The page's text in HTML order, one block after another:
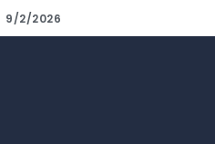
9/2/2026